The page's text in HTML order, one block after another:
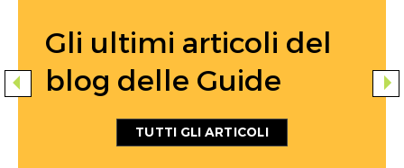
Gli ultimi articoli del
blog delle Guide
TUTTI GLI ARTICOLI